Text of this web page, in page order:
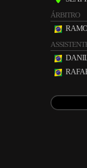
ÁRBITRO